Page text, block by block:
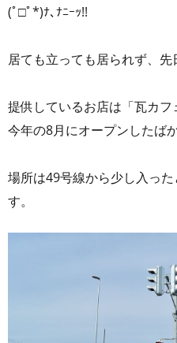
(ﾟ□ﾟ*)ﾅ､ﾅﾆｰｯ!!
居ても立っても居られず、先
提供しているお店は「瓦カフ
今年の8月にオープンしたば
場所は49号線から少し入っ
す。